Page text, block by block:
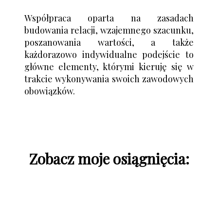
Współpraca oparta na zasadach
budowania relacji, wzajemnego szacunku,
poszanowania wartości, a także
każdorazowo indywidualne podejście to
główne elementy, którymi kieruję się w
trakcie wykonywania swoich zawodowych
obowiązków.
Zobacz moje osiągnięcia: